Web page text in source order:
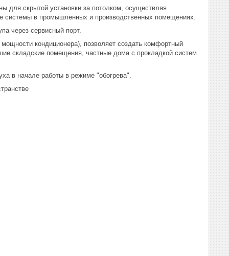
для скрытой установки за потолком, осуществляя
системы в промышленных и производственных помещениях.
через сервисный порт.
мощности кондиционера), позволяет создать комфортный
складские помещения, частные дома с прокладкой систем
в начале работы в режиме "обогрева".